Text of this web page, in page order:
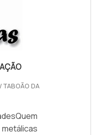
a
alto
/ TABOÃO DA